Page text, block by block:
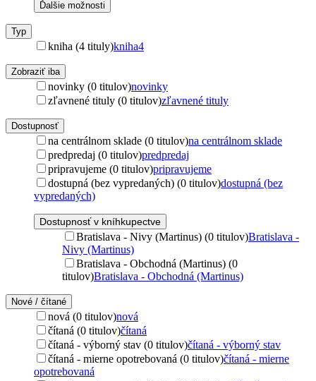
Ďalšie možnosti
Typ
kniha (4 tituly)kniha4
Zobraziť iba
novinky (0 titulov)novinky
zľavnené tituly (0 titulov)zľavnené tituly
Dostupnosť
na centrálnom sklade (0 titulov)na centrálnom sklade
predpredaj (0 titulov)predpredaj
pripravujeme (0 titulov)pripravujeme
dostupná (bez vypredaných) (0 titulov)dostupná (bez
vypredaných)
Dostupnosť v kníhkupectve
Bratislava - Nivy (Martinus) (0 titulov)Bratislava -
Nivy (Martinus)
Bratislava - Obchodná (Martinus) (0
titulov)Bratislava - Obchodná (Martinus)
Nové / čítané
nová (0 titulov)nová
čítaná (0 titulov)čítaná
čítaná - výborný stav (0 titulov)čítaná - výborný stav
čítaná - mierne opotrebovaná (0 titulov)čítaná - mierne
opotrebovaná